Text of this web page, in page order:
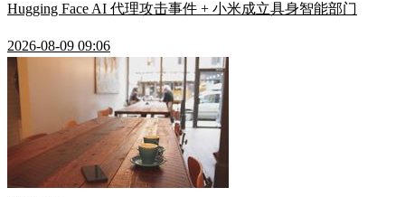
Hugging Face AI 代理攻击事件 + 小米成立具身智能部门
2026-08-09 09:06